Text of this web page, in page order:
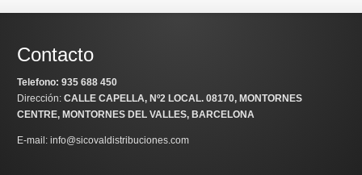
Contacto
Telefono: 935 688 450
Dirección:CALLE CAPELLA, Nº2 LOCAL. 08170, MONTORNES
CENTRE, MONTORNES DEL VALLES, BARCELONA
E-mail: info@sicovaldistribuciones.com